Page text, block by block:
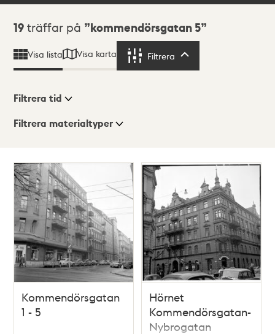
Sökresultat
19 träffar på kommendörsgatan 5
Visa lista Visa karta Filtrera
Visningsläge
ListaKarta
Filtrera tid
Filtrera materialtyper
träffar
Kommendörsgatan
1 - 5
Hörnet
Kommendörsgatan-
Nybrogatan